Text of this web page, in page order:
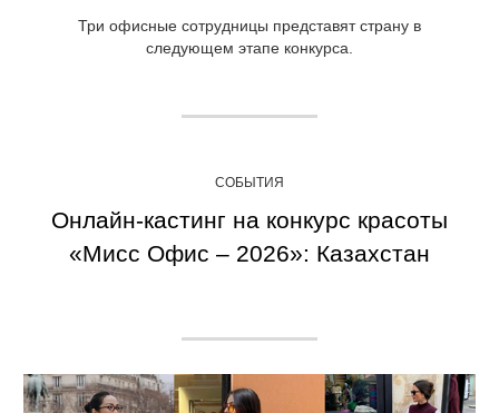
Три офисные сотрудницы представят страну в
следующем этапе конкурса.
СОБЫТИЯ
Онлайн-кастинг на конкурс красоты
«Мисс Офис – 2026»: Казахстан